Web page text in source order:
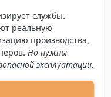
службы.
реальную
производства,
Но нужны
эксплуатации.